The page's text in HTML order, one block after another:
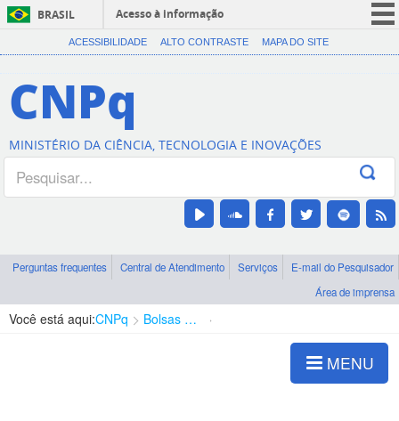
BRASIL
Acesso à informação
CORONAVÍRUS (COVID-19)
Canais
ACESSIBILIDADE ALTO CONTRASTE MAPA DO SITE
CNPq
MINISTÉRIO DA CIÊNCIA, TECNOLOGIA E INOVAÇÕES
Perguntas frequentes Central de Atendimento Serviços
E-mail do Pesquisador
Área de imprensa
Você está aqui:CNPq Bolsas e Auxílios Vigentes
MENU